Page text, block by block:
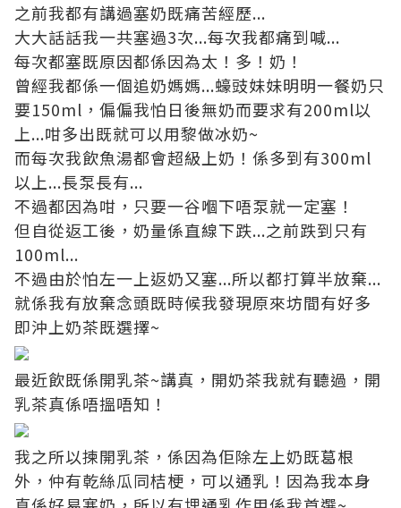
之前我都有講過塞奶既痛苦經歷...
大大話話我一共塞過3次...每次我都痛到喊...
每次都塞既原因都係因為太！多！奶！
曾經我都係一個追奶媽媽...蠔豉妹妹明明一餐奶只
要150ml，偏偏我怕日後無奶而要求有200ml以
上...咁多出既就可以用黎做冰奶~
而每次我飲魚湯都會超級上奶！係多到有300ml
以上...長泵長有...
不過都因為咁，只要一谷嗰下唔泵就一定塞！
但自從返工後，奶量係直線下跌...之前跌到只有
100ml...
不過由於怕左一上返奶又塞...所以都打算半放棄...
就係我有放棄念頭既時候我發現原來坊間有好多
即沖上奶茶既選擇~
最近飲既係開乳茶~講真，開奶茶我就有聽過，開
乳茶真係唔搵唔知！
我之所以揀開乳茶，係因為佢除左上奶既葛根
外，仲有乾絲瓜同桔梗，可以通乳！因為我本身